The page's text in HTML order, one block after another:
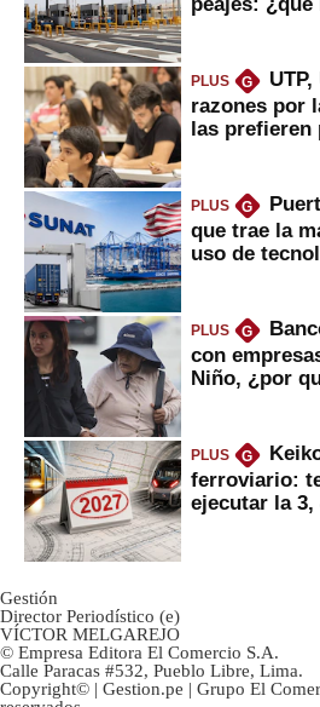
PLUS G
razones por
las
PLUS G
que trae la
uso de
PLUS G
con
Niño, ¿por
PLUS G
ferroviario:
ejecutar la 3,
Gestión
Director Periodístico (e)
VÍCTOR MELGAREJO
© Empresa Editora El Comercio S.A.
Calle Paracas #532, Pueblo Libre, Lima.
Copyright© | Gestion.pe | Grupo El